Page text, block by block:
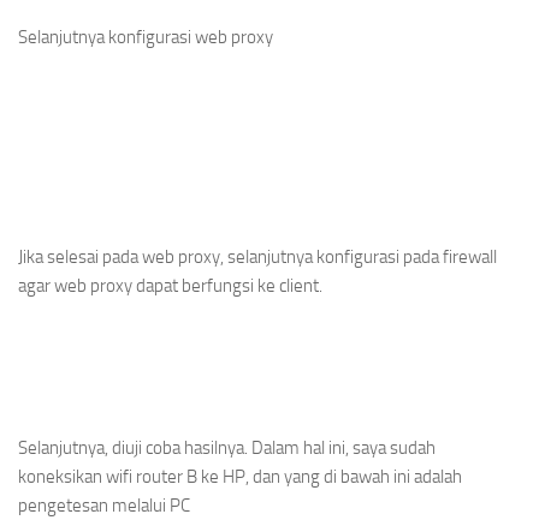
Selanjutnya konfigurasi web proxy
Jika selesai pada web proxy, selanjutnya konfigurasi pada firewall
agar web proxy dapat berfungsi ke client.
Selanjutnya, diuji coba hasilnya. Dalam hal ini, saya sudah
koneksikan wifi router B ke HP, dan yang di bawah ini adalah
pengetesan melalui PC